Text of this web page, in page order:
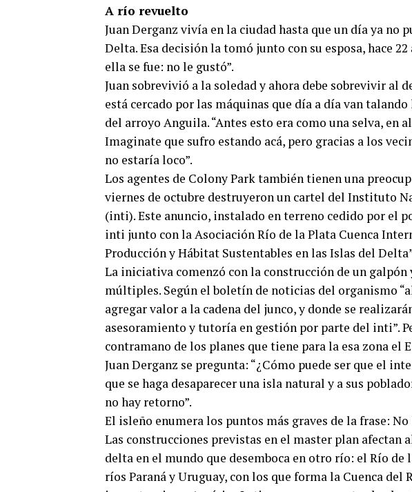
A río revuelto
Juan Derganz vivía en la ciudad hasta que un día ya no
Delta. Esa decisión la tomó junto con su esposa, hace
ella se fue: no le gustó”.
Juan sobrevivió a la soledad y ahora debe sobrevivir al
está cercado por las máquinas que día a día van
del arroyo Anguila. “Antes esto era como una selva, en
Imaginate que sufro estando acá, pero gracias a los
no estaría loco”.
Los agentes de Colony Park también tienen una
viernes de octubre destruyeron un cartel del Instituto
(inti). Este anuncio, instalado en terreno cedido por el
inti junto con la Asociación Río de la Plata Cuenca
Producción y Hábitat Sustentables en las Islas del
La iniciativa comenzó con la construcción de un
múltiples. Según el boletín de noticias del organismo
agregar valor a la cadena del junco, y donde se
asesoramiento y tutoría en gestión por parte del inti”.
contramano de los planes que tiene para la esa zona el
Juan Derganz se pregunta: “¿Cómo puede ser que el
que se haga desaparecer una isla natural y a sus
no hay retorno”.
El isleño enumera los puntos más graves de la frase:
Las construcciones previstas en el master plan afectan
delta en el mundo que desemboca en otro río: el Río de
ríos Paraná y Uruguay, con los que forma la Cuenca del